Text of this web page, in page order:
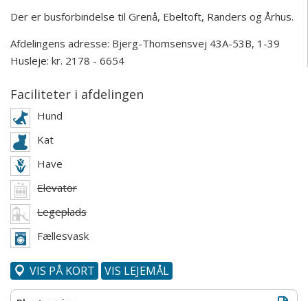
Der er busforbindelse til Grenå, Ebeltoft, Randers og Århus.
Afdelingens adresse: Bjerg-Thomsensvej 43A-53B, 1-39
Husleje: kr. 2178 - 6654
Faciliteter i afdelingen
Hund
Kat
Have
Elevator
Legeplads
Fællesvask
VIS PÅ KORT VIS LEJEMÅL